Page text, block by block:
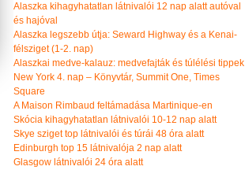
Alaszka kihagyhatatlan látnivalói 12 nap alatt autóval
és hajóval
Alaszka legszebb útja: Seward Highway és a Kenai-
félsziget (1-2. nap)
Alaszkai medve-kalauz: medvefajták és túlélési tippek
New York 4. nap – Könyvtár, Summit One, Times
Square
A Maison Rimbaud feltámadása Martinique-en
Skócia kihagyhatatlan látnivalói 10-12 nap alatt
Skye sziget top látnivalói és túrái 48 óra alatt
Edinburgh top 15 látnivalója 2 nap alatt
Glasgow látnivalói 24 óra alatt